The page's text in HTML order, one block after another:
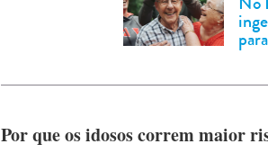
Por que os idosos correm maior